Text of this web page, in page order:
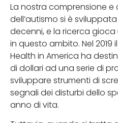
La nostra comprensione
dell’autismo si è
decenni, e la ricerca
in questo ambito. Nel 2019
Health in America ha
di dollari ad una serie di
sviluppare strumenti di
segnali dei disturbi dello
anno di vita.